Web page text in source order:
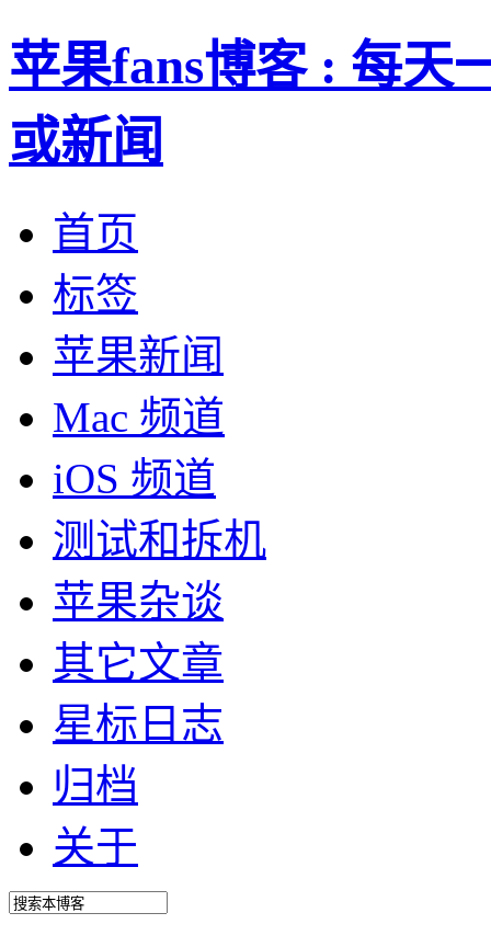
苹果fans博客 : 每天
或新闻
首页
标签
苹果新闻
Mac 频道
iOS 频道
测试和拆机
苹果杂谈
其它文章
星标日志
归档
关于